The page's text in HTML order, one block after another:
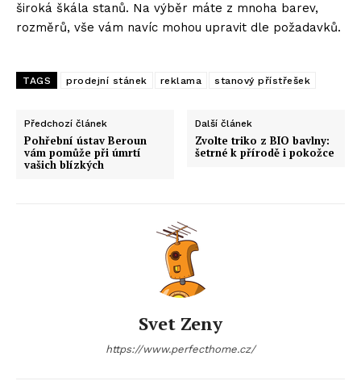
široká škála stanů. Na výběr máte z mnoha barev,
rozměrů, vše vám navíc mohou upravit dle požadavků.
TAGS prodejní stánek reklama stanový přístřešek
Předchozí článek
Pohřební ústav Beroun
vám pomůže při úmrtí
vašich blízkých
Další článek
Zvolte triko z BIO bavlny:
šetrné k přírodě i pokožce
Svet Zeny
https://www.perfecthome.cz/